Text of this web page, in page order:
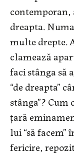
contemporan,
dreapta.
multe drepte.
clamează
faci stânga să
“de dreapta”
stânga”?
țară
lui “să facem”
fericire,